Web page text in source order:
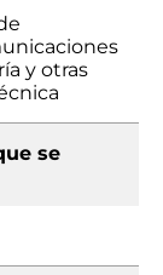
y otras
se